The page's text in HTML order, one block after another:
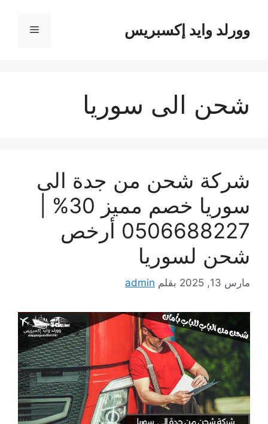
المحتوىوورلد وايد إكسبريس القائمة
شحن الى سوريا
شركة شحن من جدة الى
سوريا خصم مميز 30% |
0506688227 أرخص
شحن لسوريا
مارس 13, 2025 بقلم admin